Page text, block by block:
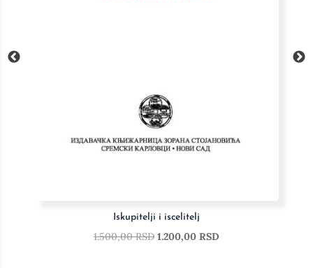
Istorija filozofije I-III